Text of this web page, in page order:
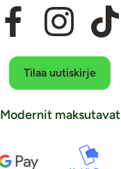
Tilaa uutiskirje
Modernit maksutavat